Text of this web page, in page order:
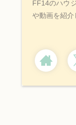
FF14のハウ
や動画を紹介